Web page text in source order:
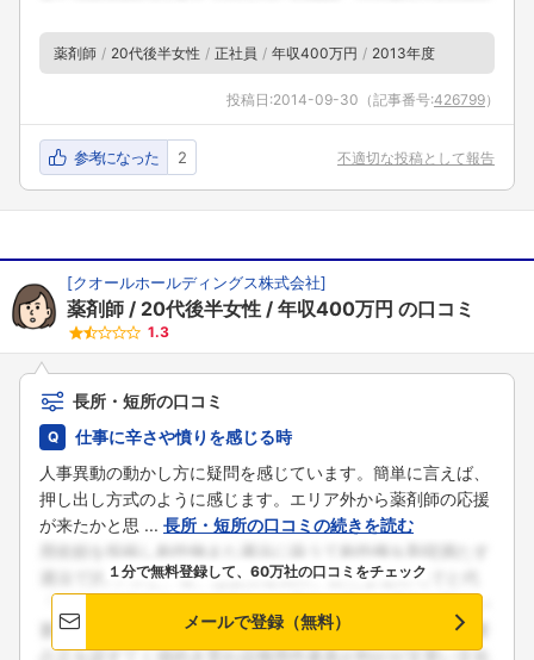
薬剤師 20代後半女性 正社員 年収400万円 2013年度
投稿日:2014-09-30 （記事番号:426799）
参考になった 2 不適切な投稿として報告
[クオールホールディングス株式会社]
薬剤師 20代後半女性 年収400万円 の口コミ
1.3
長所・短所の口コミ
仕事に辛さや憤りを感じる時
人事異動の動かし方に疑問を感じています。簡単に言えば、
押し出し方式のように感じます。エリア外から薬剤師の応援
が来たかと思 ... 長所・短所の口コミの続きを読む
１分で無料登録して、60万社の口コミをチェック
メールで登録（無料）